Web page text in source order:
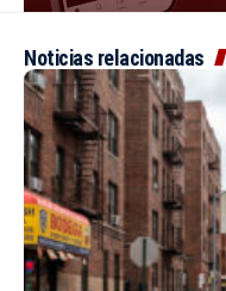
Noticias relacionadas